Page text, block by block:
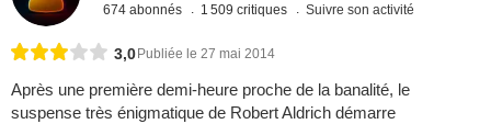
674 abonnés 1 509 critiques Suivre son activité
3,0 Publiée le 27 mai 2014
Après une première demi-heure proche de la banalité, le
suspense très énigmatique de Robert Aldrich démarre